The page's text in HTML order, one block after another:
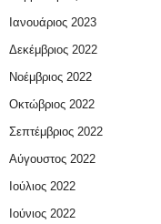
Ιανουάριος 2023
Δεκέμβριος 2022
Νοέμβριος 2022
Οκτώβριος 2022
Σεπτέμβριος 2022
Αύγουστος 2022
Ιούλιος 2022
Ιούνιος 2022